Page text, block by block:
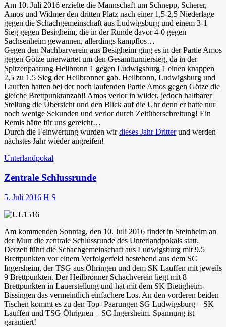
Am 10. Juli 2016 erzielte die Mannschaft um Schnepp, Scherer,
Amos und Widmer den dritten Platz nach einer 1,5-2,5 Niederlage
gegen die Schachgemeinschaft aus Ludwigsburg und einem 3-1
Sieg gegen Besigheim, die in der Runde davor 4-0 gegen
Sachsenheim gewannen, allerdings kampflos…
Gegen den Nachbarverein aus Besigheim ging es in der Partie Amos
gegen Götze unerwartet um den Gesamtturniersieg, da in der
Spitzenpaarung Heilbronn 1 gegen Ludwigsburg 1 einen knappen
2,5 zu 1.5 Sieg der Heilbronner gab. Heilbronn, Ludwigsburg und
Lauffen hatten bei der noch laufenden Partie Amos gegen Götze die
gleiche Brettpunktanzahl! Amos verlor in wilder, jedoch haltbarer
Stellung die Übersicht und den Blick auf die Uhr denn er hatte nur
noch wenige Sekunden und verlor durch Zeitüberschreitung! Ein
Remis hätte für uns gereicht…
Durch die Feinwertung wurden wirdieses Jahr Dritterund werden
nächstes Jahr wieder angreifen!
Unterlandpokal
Zentrale Schlussrunde
5. Juli 2016 H S
Am kommenden Sonntag, den 10. Juli 2016 findet in Steinheim an
der Murr die zentrale Schlussrunde des Unterlandpokals statt.
Derzeit führt die Schachgemeinschaft aus Ludwigsburg mit 9,5
Brettpunkten vor einem Verfolgerfeld bestehend aus dem SC
Ingersheim, der TSG aus Öhringen und dem SK Lauffen mit jeweils
9 Brettpunkten. Der Heilbronner Schachverein liegt mit 8
Brettpunkten in Lauerstellung und hat mit dem SK Bietigheim-
Bissingen das vermeintlich einfachere Los. An den vorderen beiden
Tischen kommt es zu den Top- Paarungen SG Ludwigsburg – SK
Lauffen und TSG Öhrignen – SC Ingersheim. Spannung ist
garantiert!